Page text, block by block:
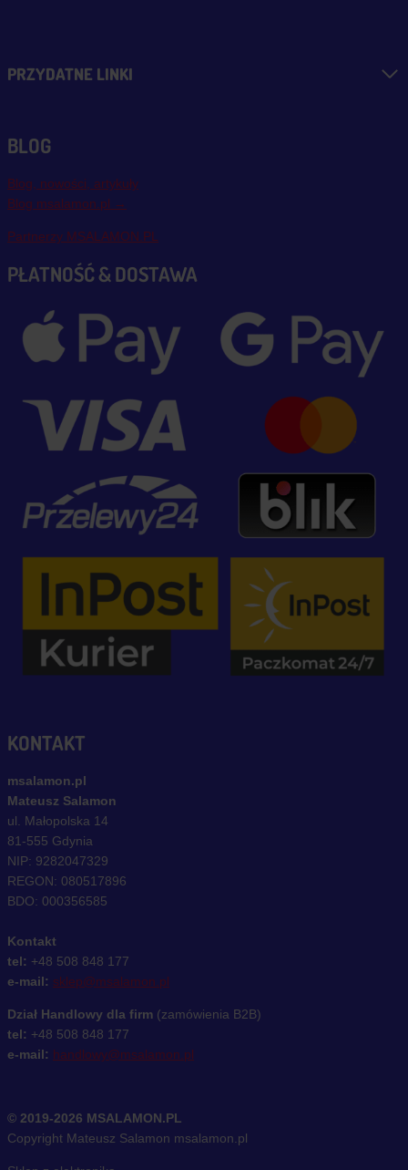
PRZYDATNE LINKI
BLOG
Blog, nowości, artykuły
Blog msalamon.pl →
Partnerzy MSALAMON.PL
PŁATNOŚĆ & DOSTAWA
KONTAKT
msalamon.pl
Mateusz Salamon
ul. Małopolska 14
81-555 Gdynia
NIP: 9282047329
REGON: 080517896
BDO: 000356585
Kontakt
tel: +48 508 848 177
e-mail: sklep@msalamon.pl
Dział Handlowy dla firm (zamówienia B2B)
tel: +48 508 848 177
e-mail: handlowy@msalamon.pl
© 2019-2026 MSALAMON.PL
Copyright Mateusz Salamon msalamon.pl